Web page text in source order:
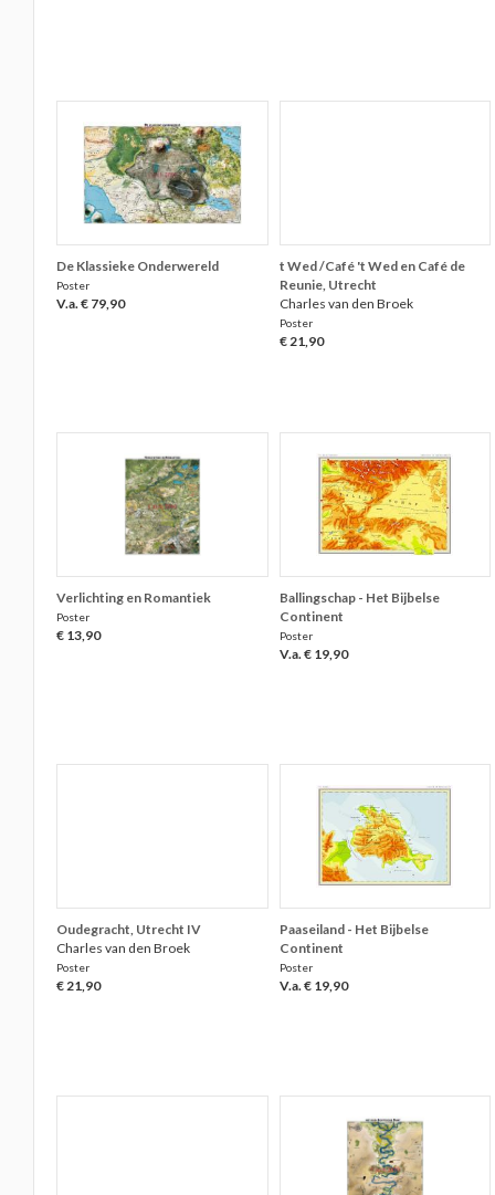
De Klassieke Onderwereld
Poster
V.a. € 79,90
t Wed /Café 't Wed en Café de
Reunie, Utrecht
Charles van den Broek
Poster
€ 21,90
Verlichting en Romantiek
Poster
€ 13,90
Ballingschap - Het Bijbelse
Continent
Poster
V.a. € 19,90
Oudegracht, Utrecht IV
Charles van den Broek
Poster
€ 21,90
Paaseiland - Het Bijbelse
Continent
Poster
V.a. € 19,90